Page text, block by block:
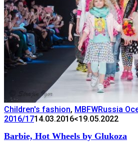
Children's fashion, MBFWRussia
2016/1714.03.2016<19.05.2022
Barbie, Hot Wheels by Glukoza